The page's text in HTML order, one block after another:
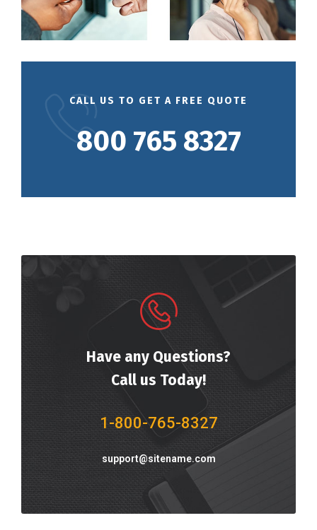
CALL US TO GET A FREE QUOTE
800 765 8327
Have any Questions?
Call us Today!
1-800-765-8327
support@sitename.com